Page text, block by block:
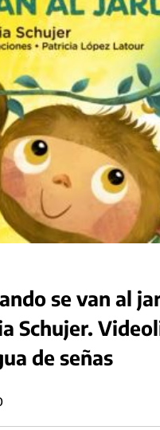
se van al
Schujer.
de señas